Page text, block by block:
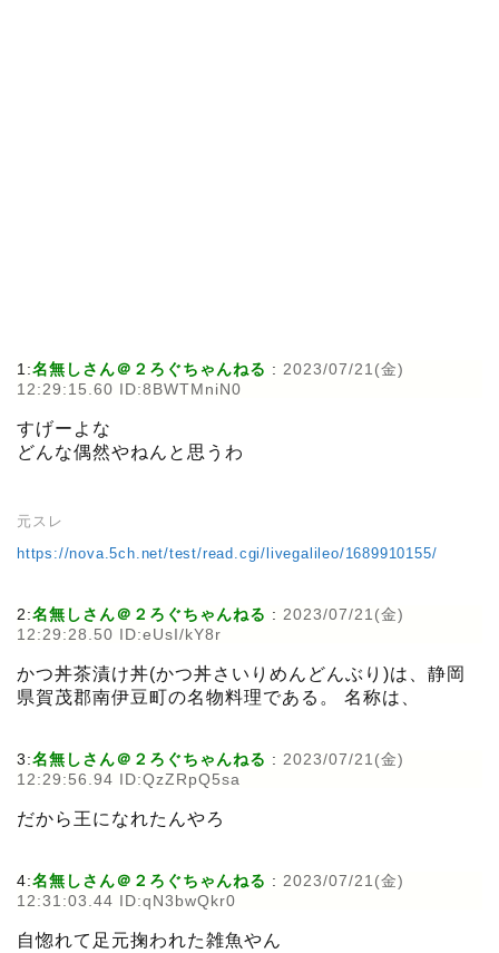
1:名無しさん＠２ろぐちゃんねる : 2023/07/21(金)
12:29:15.60 ID:8BWTMniN0
すげーよな
どんな偶然やねんと思うわ
元スレ
https://nova.5ch.net/test/read.cgi/livegalileo/1689910155/
2:名無しさん＠２ろぐちゃんねる : 2023/07/21(金)
12:29:28.50 ID:eUsI/kY8r
かつ丼茶漬け丼(かつ丼さいりめんどんぶり)は、静岡
県賀茂郡南伊豆町の名物料理である。 名称は、
3:名無しさん＠２ろぐちゃんねる : 2023/07/21(金)
12:29:56.94 ID:QzZRpQ5sa
だから王になれたんやろ
4:名無しさん＠２ろぐちゃんねる : 2023/07/21(金)
12:31:03.44 ID:qN3bwQkr0
自惚れて足元掬われた雑魚やん